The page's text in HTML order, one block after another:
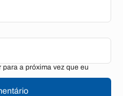
a próxima vez que eu